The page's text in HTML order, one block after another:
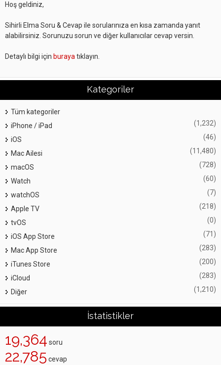
Hoş geldiniz,
Sihirli Elma Soru & Cevap ile sorularınıza en kısa zamanda yanıt
alabilirsiniz. Sorunuzu sorun ve diğer kullanıcılar cevap versin.
Detaylı bilgi için burayatıklayın.
Kategoriler
Tüm kategoriler
iPhone / iPad
(1,232)
iOS (46)
Mac Ailesi (11,480)
macOS (728)
Watch (60)
watchOS (7)
Apple TV (218)
tvOS (0)
iOS App Store (71)
Mac App Store (283)
iTunes Store (200)
iCloud (283)
Diğer (1,210)
İstatistikler
19,364 soru
22,785 cevap